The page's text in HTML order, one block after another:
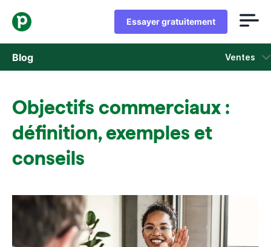
Essayer gratuitement
Blog Ventes
Marketing
Actus Produit
Objectifs commerciaux :
définition, exemples et
conseils